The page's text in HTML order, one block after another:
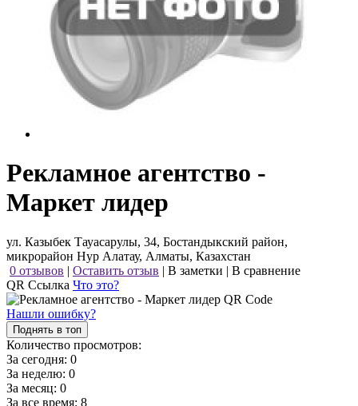
Рекламное агентство -
Маркет лидер
ул. Казыбек Тауасарулы, 34, Бостандыкский район,
микрорайон Нур Алатау, Алматы, Казахстан
0 отзывов | Оставить отзыв | В заметки | В сравнение
QR Ссылка Что это?
Нашли ошибку?
Поднять в топ
Количество просмотров:
За сегодня: 0
За неделю: 0
За месяц: 0
За все время: 8